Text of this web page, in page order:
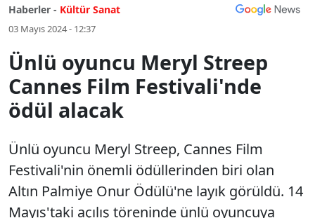
Haberler - Kültür Sanat
03 Mayıs 2024 - 12:37
Ünlü oyuncu Meryl Streep
Cannes Film Festivali'nde
ödül alacak
Ünlü oyuncu Meryl Streep, Cannes Film
Festivali'nin önemli ödüllerinden biri olan
Altın Palmiye Onur Ödülü'ne layık görüldü. 14
Mayıs'taki açılış töreninde ünlü oyuncuya